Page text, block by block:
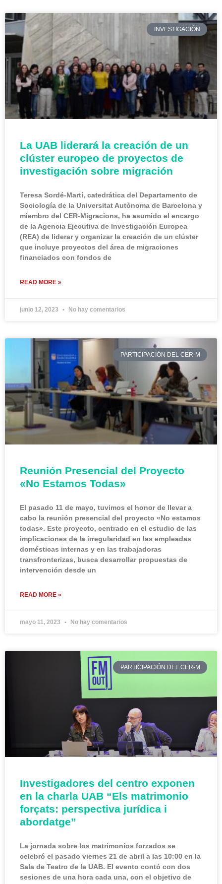
INVESTIGACIÓN
La UAB liderará la creación de un
clúster europeo de proyectos de
investigación sobre migración
Teresa Sordé-Martí, catedrática del Departamento de
Sociología de la Universitat Autònoma de Barcelona y
miembro del CER-Migracions, ha asumido el encargo
de la Agencia Ejecutiva de Investigación Europea
(REA) de liderar y organizar la creación de un clúster
que incluye proyectos del área de migraciones
financiados con fondos de
READ MORE »
junio 12, 2023 No hay comentarios
PARTICIPACIÓN DEL CER-M
Reunión Presencial del Proyecto
«No Estamos Todas»
El pasado 11 de mayo, tuvimos el honor de llevar a
cabo la reunión presencial del proyecto «No estamos
todas». Este proyecto, centrado en el estudio de las
implicaciones de la irregularidad en las empleadas
domésticas internas y en las trabajadoras
transfronterizas, busca desarrollar propuestas de
intervención desde un
READ MORE »
mayo 11, 2023 No hay comentarios
PARTICIPACIÓN DEL CER-M
Investigadores del centro exponen
en la charla UAB “Els matrimonio
forçats: perspectiva jurídica i
abordatge”
La jornada sobre los matrimonios forzados se
celebró el pasado viernes 21 de abril a las 10:00 en la
Sala de Teatro de la UAB. El evento contó con dos
sesiones de una hora cada una, con el objetivo de